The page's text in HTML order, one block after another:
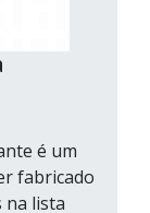
é um
fabricado
na lista